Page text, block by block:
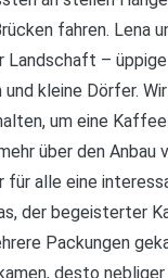
fahren. Lena
Landschaft –
kleine Dörfer.
um eine
über den Anbau
für alle eine
der begeisterter
Packungen
desto nebliger